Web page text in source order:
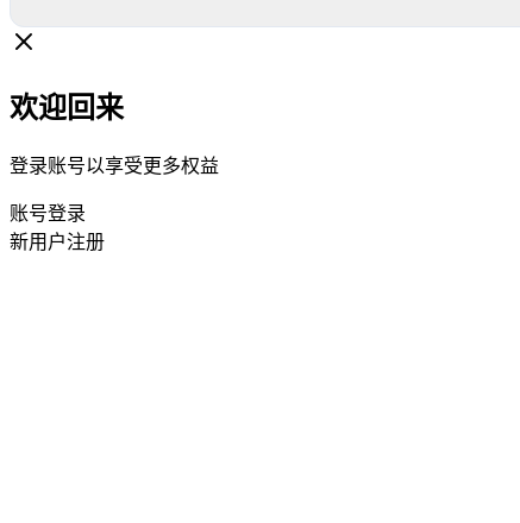
欢迎回来
登录账号以享受更多权益
账号登录
新用户注册